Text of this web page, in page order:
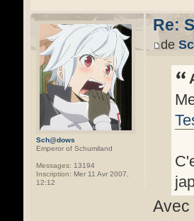
Sch@dows
Emperor of Schumiland
Messages: 13194
Inscription: Mer 11 Avr 2007,
12:12
Re:
de
Avec